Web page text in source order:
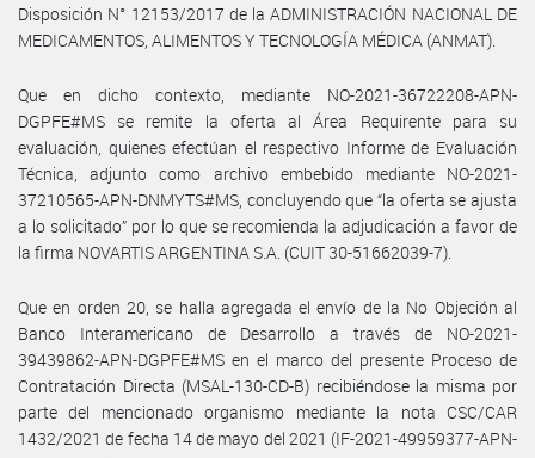
Disposición N° 12153/2017 de la ADMINISTRACIÓN NACIONAL DE
MEDICAMENTOS, ALIMENTOS Y TECNOLOGÍA MÉDICA (ANMAT).
Que en dicho contexto, mediante NO-2021-36722208-APN-
DGPFE#MS se remite la oferta al Área Requirente para su
evaluación, quienes efectúan el respectivo Informe de Evaluación
Técnica, adjunto como archivo embebido mediante NO-2021-
37210565-APN-DNMYTS#MS, concluyendo que “la oferta se ajusta
a lo solicitado” por lo que se recomienda la adjudicación a favor de
la firma NOVARTIS ARGENTINA S.A. (CUIT 30-51662039-7).
Que en orden 20, se halla agregada el envío de la No Objeción al
Banco Interamericano de Desarrollo a través de NO-2021-
39439862-APN-DGPFE#MS en el marco del presente Proceso de
Contratación Directa (MSAL-130-CD-B) recibiéndose la misma por
parte del mencionado organismo mediante la nota CSC/CAR
1432/2021 de fecha 14 de mayo del 2021 (IF-2021-49959377-APN-